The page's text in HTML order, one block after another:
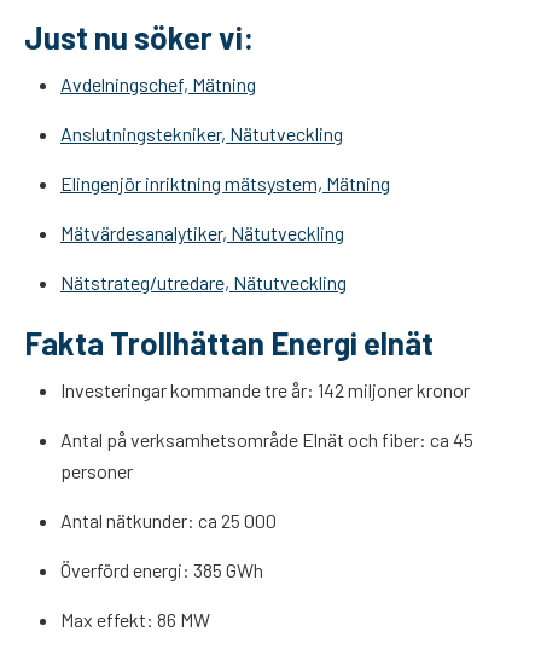
Just nu söker vi:
Avdelningschef, Mätning
Anslutningstekniker, Nätutveckling
Elingenjör inriktning mätsystem, Mätning
Mätvärdesanalytiker, Nätutveckling
Nätstrateg/utredare, Nätutveckling
Fakta Trollhättan Energi elnät
Investeringar kommande tre år: 142 miljoner kronor
Antal på verksamhetsområde Elnät och fiber: ca 45
personer
Antal nätkunder: ca 25 000
Överförd energi: 385 GWh
Max effekt: 86 MW